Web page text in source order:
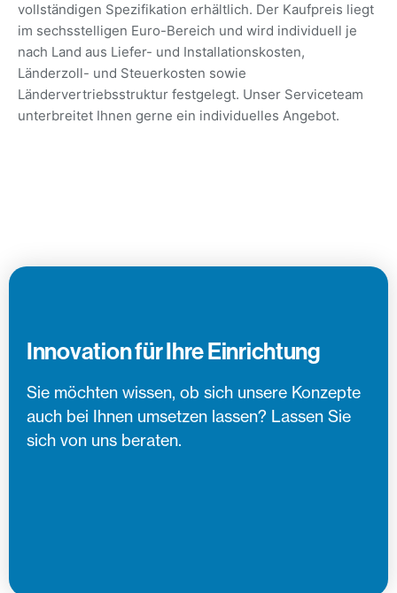
vollständigen Spezifikation erhältlich. Der Kaufpreis liegt
im sechsstelligen Euro-Bereich und wird individuell je
nach Land aus Liefer- und Installationskosten,
Länderzoll- und Steuerkosten sowie
Ländervertriebsstruktur festgelegt. Unser Serviceteam
unterbreitet Ihnen gerne ein individuelles Angebot.
Innovation für Ihre Einrichtung
Sie möchten wissen, ob sich unsere Konzepte
auch bei Ihnen umsetzen lassen? Lassen Sie
sich von uns beraten.